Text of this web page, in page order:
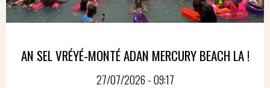
AN SEL VRÉYÉ-MONTÉ ADAN MERCURY BEACH LA !
27/07/2026 - 09:17